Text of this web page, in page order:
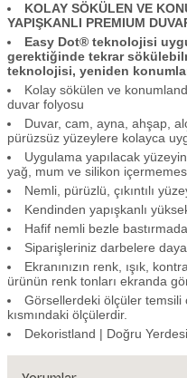
KOLAY SÖKÜLEN VE
YAPIŞKANLI PREMIUM
Easy Dot® teknolojisi
gerektiğinde tekrar
teknolojisi, yeniden
Kolay sökülen ve
duvar folyosu
Duvar, cam, ayna, ahşap,
pürüzsüz yüzeylere kolayca
Uygulama yapılacak
yağ, mum ve silikon
Nemli, pürüzlü, çıkıntılı
Kendinden yapışkanlı
Hafif nemli bezle
Siparişleriniz darbelere
Ekranınızın renk, ışık,
ürünün renk tonları ekranda
Görsellerdeki ölçüler temsili
kısmındaki ölçülerdir.
Dekoristland | Doğru